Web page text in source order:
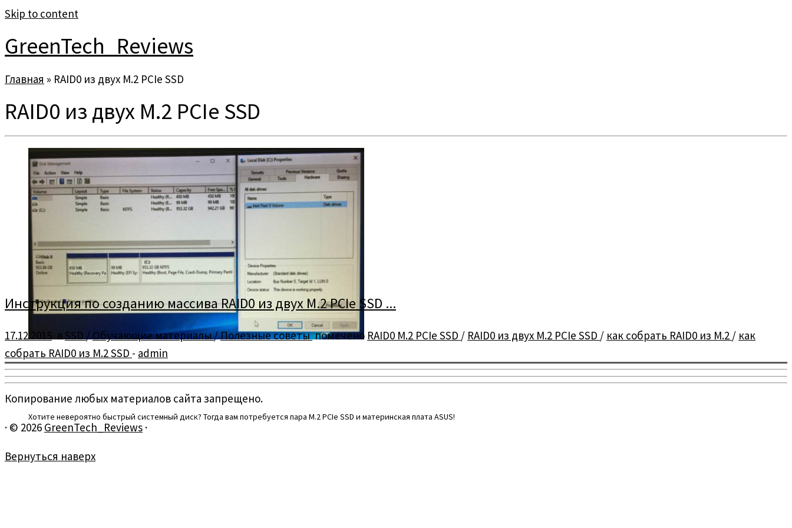
Skip to content
GreenTech_Reviews
Главная » RAID0 из двух M.2 PCIe SSD
RAID0 из двух M.2 PCIe SSD
Хотите невероятно быстрый системный диск? Тогда вам потребуется пара M.2 PCIe SSD и материнская плата ASUS!
Инструкция по созданию массива RAID0 из двух M.2 PCIe SSD ...
17.12.2015 в SSD / Обучающие материалы/Полезные советыпомечено RAID0 M.2 PCIe SSD / RAID0 из двух M.2 PCIe SSD / как собрать RAID0 из M.2 / как
собрать RAID0 из M.2 SSD - admin
Копирование любых материалов сайта запрещено.
· © 2026 GreenTech_Reviews ·
Вернуться наверх